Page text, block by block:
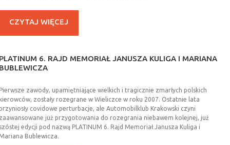
CZYTAJ WIĘCEJ
6. RAJD MEMORIAŁ JANUSZA KULIGA I MARIANA
zawody, upamiętniające wielkich i tragicznie zmarłych polskich
zostały rozegrane w Wieliczce w roku 2007. Ostatnie lata
covidowe perturbacje, ale Automobilklub Krakowski czyni
już przygotowania do rozegrania niebawem kolejnej, już
edycji pod nazwą PLATINUM 6. Rajd Memoriał Janusza Kuliga i
Bublewicza.